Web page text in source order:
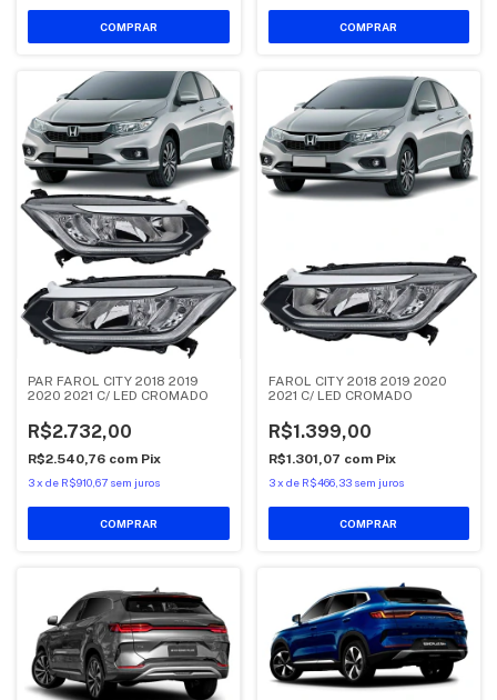
PAR FAROL CITY 2018 2019
2020 2021 C/ LED CROMADO
R$2.732,00
R$2.540,76 com Pix
3x de R$910,67 sem juros
FAROL CITY 2018 2019 2020
2021 C/ LED CROMADO
R$1.399,00
R$1.301,07 com Pix
3 x de R$466,33 sem juros
COMPRAR